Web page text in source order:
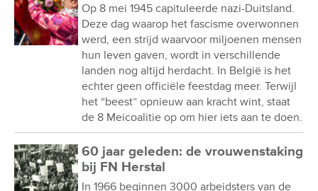
Op 8 mei 1945 capituleerde nazi-Duitsland.
Deze dag waarop het fascisme overwonnen
werd, een strijd waarvoor miljoenen mensen
hun leven gaven, wordt in verschillende
landen nog altijd herdacht. In België is het
echter geen officiële feestdag meer. Terwijl
het “beest” opnieuw aan kracht wint, staat
de 8 Meicoalitie op om hier iets aan te doen.
60 jaar geleden: de vrouwenstaking
bij FN Herstal
In 1966 beginnen 3000 arbeidsters van de